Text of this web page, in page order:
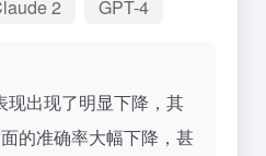
2 GPT-4
现出现了明显下降，其
的准确率大幅下降，甚